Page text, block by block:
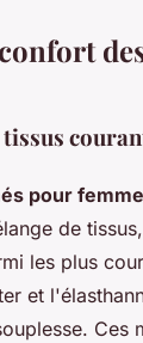
pour
de
les plus
et
Ces